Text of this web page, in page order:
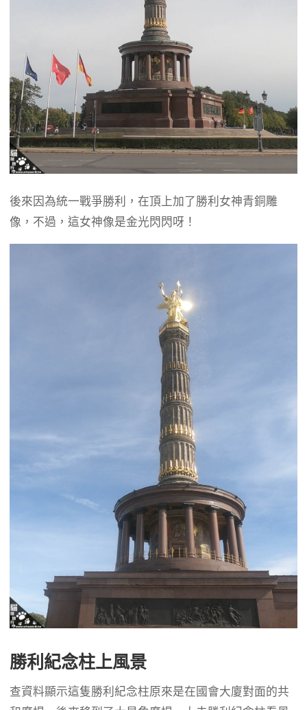
後來因為統一戰爭勝利，在頂上加了勝利女神青銅雕
像，不過，這女神像是金光閃閃呀！
勝利紀念柱上風景
查資料顯示這隻勝利紀念柱原來是在國會大廈對面的共